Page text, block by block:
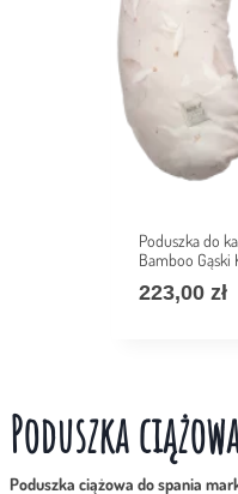
Poduszka do
Bamboo Gąski
223,00 zł
Poduszka
Poduszka ciążowa do spania